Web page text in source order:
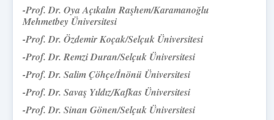
-Prof. Dr. Oya Açıkalın Raşhem/Karamanoğlu
Mehmetbey Üniversitesi
-Prof. Dr. Özdemir Koçak/Selçuk Üniversitesi
-Prof. Dr. Remzi Duran/Selçuk Üniversitesi
-Prof. Dr. Salim Çöhçe/İnönü Üniversitesi
-Prof. Dr. Savaş Yıldız/Kafkas Üniversitesi
-Prof. Dr. Sinan Gönen/Selçuk Üniversitesi